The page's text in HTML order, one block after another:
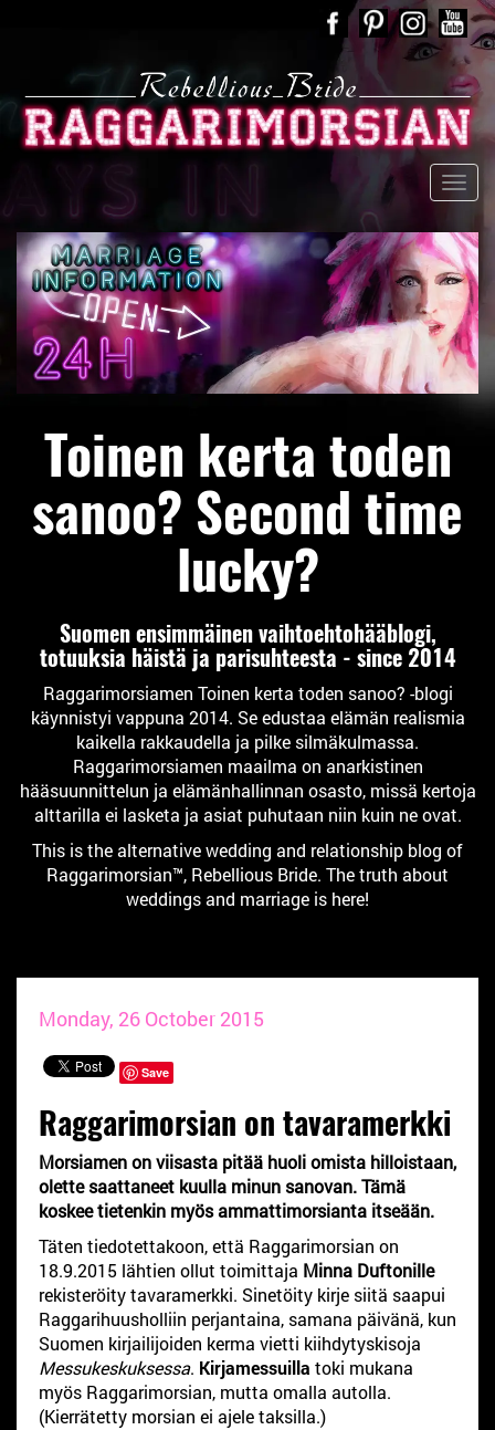
Toinen kerta toden
sanoo? Second time
lucky?
Suomen ensimmäinen vaihtoehtohääblogi,
totuuksia häistä ja parisuhteesta - since 2014
Raggarimorsiamen Toinen kerta toden sanoo? -blogi
käynnistyi vappuna 2014. Se edustaa elämän realismia
kaikella rakkaudella ja pilke silmäkulmassa.
Raggarimorsiamen maailma on anarkistinen
hääsuunnittelun ja elämänhallinnan osasto, missä kertoja
alttarilla ei lasketa ja asiat puhutaan niin kuin ne ovat.
This is the alternative wedding and relationship blog of
Raggarimorsian™, Rebellious Bride. The truth about
weddings and marriage is here!
Monday, 26 October 2015
Save
Raggarimorsian on tavaramerkki
Morsiamen on viisasta pitää huoli omista hilloistaan,
olette saattaneet kuulla minun sanovan. Tämä
koskee tietenkin myös ammattimorsianta itseään.
Täten tiedotettakoon, että Raggarimorsian on
18.9.2015 lähtien ollut toimittaja Minna Duftonille
rekisteröity tavaramerkki. Sinetöity kirje siitä saapui
Raggarihuusholliin perjantaina, samana päivänä, kun
Suomen kirjailijoiden kerma vietti kiihdytyskisoja
Messukeskuksessa. Kirjamessuilla toki mukana
myös Raggarimorsian, mutta omalla autolla.
(Kierrätetty morsian ei ajele taksilla.)